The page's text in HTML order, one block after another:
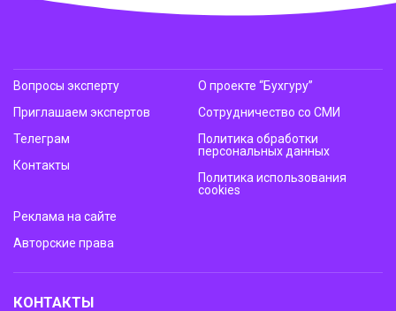
Вопросы эксперту
Приглашаем экспертов
Телеграм
Контакты
О проекте “Бухгуру”
Сотрудничество со СМИ
Политика обработки
персональных данных
Политика использования
cookies
Реклама на сайте
Авторские права
КОНТАКТЫ